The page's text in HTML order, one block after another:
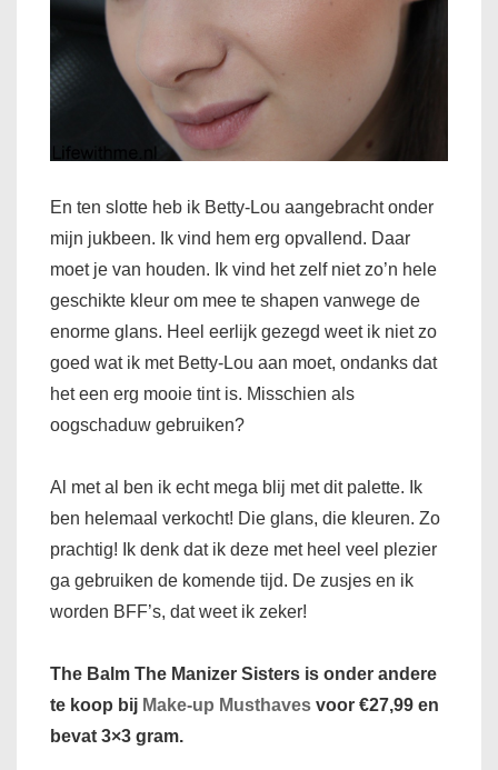
En ten slotte heb ik Betty-Lou aangebracht onder
mijn jukbeen. Ik vind hem erg opvallend. Daar
moet je van houden. Ik vind het zelf niet zo’n hele
geschikte kleur om mee te shapen vanwege de
enorme glans. Heel eerlijk gezegd weet ik niet zo
goed wat ik met Betty-Lou aan moet, ondanks dat
het een erg mooie tint is. Misschien als
oogschaduw gebruiken?
Al met al ben ik echt mega blij met dit palette. Ik
ben helemaal verkocht! Die glans, die kleuren. Zo
prachtig! Ik denk dat ik deze met heel veel plezier
ga gebruiken de komende tijd. De zusjes en ik
worden BFF’s, dat weet ik zeker!
The Balm The Manizer Sisters is onder andere
te koop bij Make-up Musthaves voor €27,99 en
bevat 3×3 gram.